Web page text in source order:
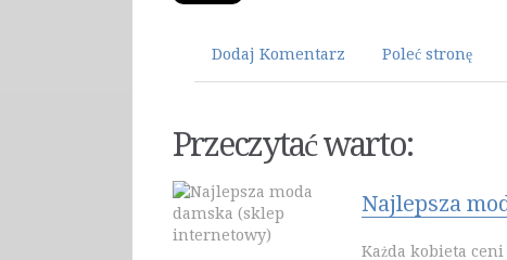
Dodaj Komentarz Poleć stronę
Przeczytać warto:
Najlepsza
Każda kobieta